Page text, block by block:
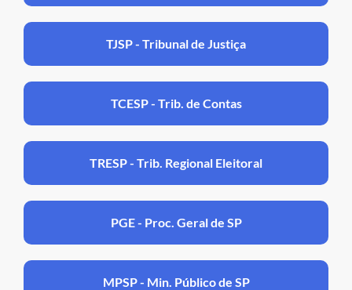
TJSP - Tribunal de Justiça
TCESP - Trib. de Contas
TRESP - Trib. Regional Eleitoral
PGE - Proc. Geral de SP
MPSP - Min. Público de SP